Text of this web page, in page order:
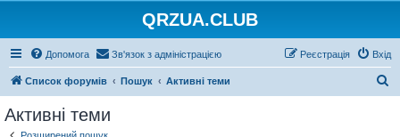
QRZUA.CLUB
Допомога Зв'язок з адміністрацією Вхід
Реєстрація
Список форумів Пошук Активні теми
Активні теми